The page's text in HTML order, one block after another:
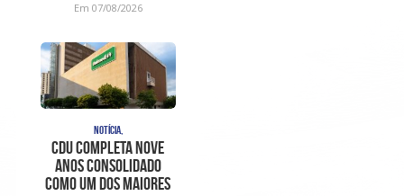
Em 07/08/2026
NOTÍCIA,
CDU completa nove
anos consolidado
como um dos maiores